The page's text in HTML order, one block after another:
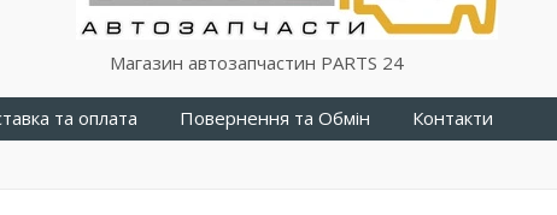
Магазин автозапчастин PARTS 24
та оплата Повернення та Обмін Контакти